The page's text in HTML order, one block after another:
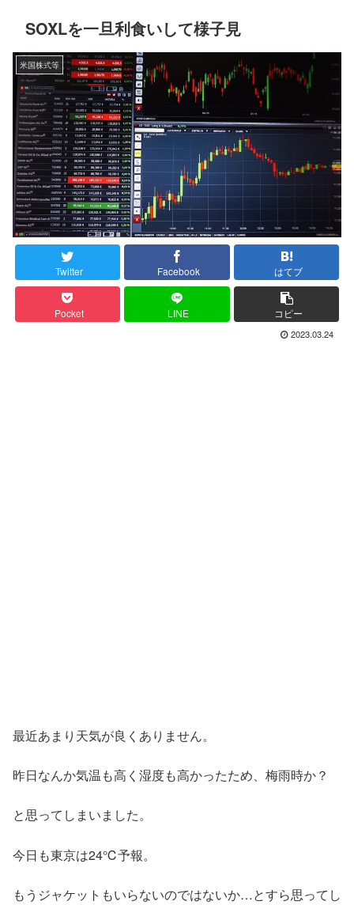
SOXLを一旦利食いして様子見
米国株式等
Twitter Facebook はてブ
Pocket LINE コピー
2023.03.24
最近あまり天気が良くありません。
昨日なんか気温も高く湿度も高かったため、梅雨時か？
と思ってしまいました。
今日も東京は24℃予報。
もうジャケットもいらないのではないか…とすら思ってし